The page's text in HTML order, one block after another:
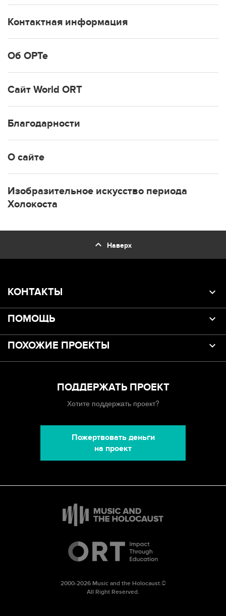
Контактная информация
Об ОРТе
Сайт World ORT
Благодарности
О сайте
Изобразительное искусство периода
Холокоста
expand_less Наверх
КОНТАКТЫ
ПОМОЩЬ
ПОХОЖИЕ ПРОЕКТЫ
ПОДДЕРЖАТЬ ПРОЕКТ
Хотите поддержать проект?
Пожертвовать деньги
на проект
2000-2026 Music and the Holocaust.©
All Right Reserved.